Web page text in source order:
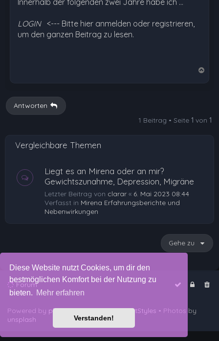
Diese Website nutzt Cookies, um dir den
bestmöglichen Komfort bei der Nutzung zu
bieten. Mehr erfahren
Verstanden!
Innerhalb der folgenden zwei Jahre habe ich …
LOGIN <--- Bitte hier anmelden oder registrieren,
um den ganzen Beitrag zu lesen.
b
Antworten
1 Beitrag • Seite 1 von 1
Vergleichbare Themen
Liegt es an Mirena oder an mir?
Gewichtszunahme, Depression, Migräne
Letzter Beitrag von clarar « 6. Mai 2023 08:44
Verfasst in Mirena Erfahrungsberichte und
Nebenwirkungen
Gehe zu
Forum
Powered by phpBB™• Design byPlanetStyles • Photos by
unsplash